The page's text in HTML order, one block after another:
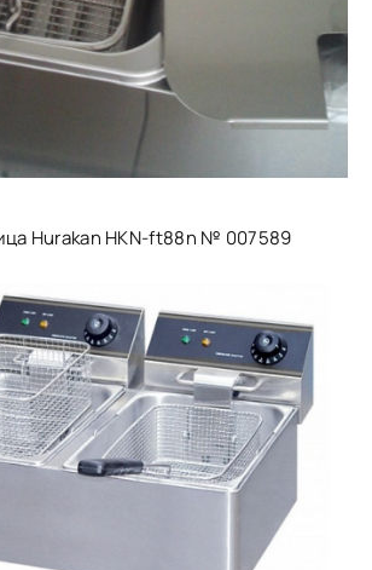
Hurakan HKN-ft88n № 007589